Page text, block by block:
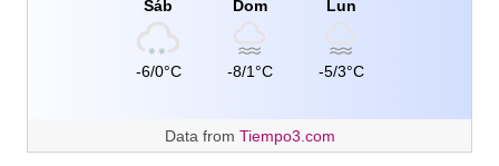
Sáb
-6/0°C
Dom
-8/1°C
Lun
-5/3°C
Data from Tiempo3.com